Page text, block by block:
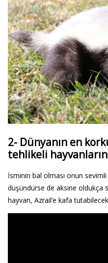
2- Dünyanın en
tehlikeli
İsminin bal olması onun sevimli
düşündürse de aksine oldukça
hayvan, Azrail’e kafa